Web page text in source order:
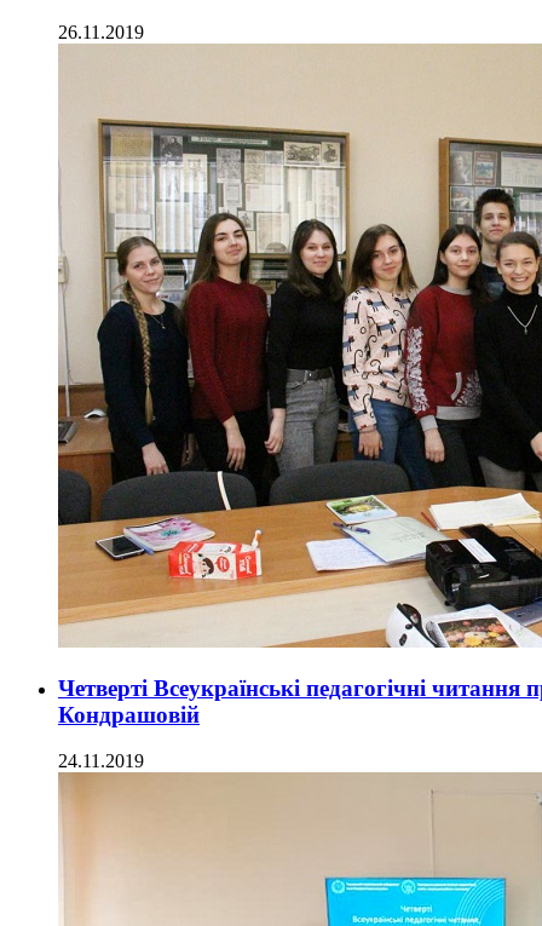
26.11.2019
Четверті Всеукраїнські педагогічні читання
Кондрашовій
24.11.2019